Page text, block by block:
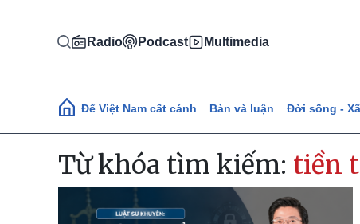
Radio Podcast Multimedia
Main navigation
Để Việt Nam cất cánh Bàn và luận Đời sống -
Từ khóa tìm kiếm: tiền